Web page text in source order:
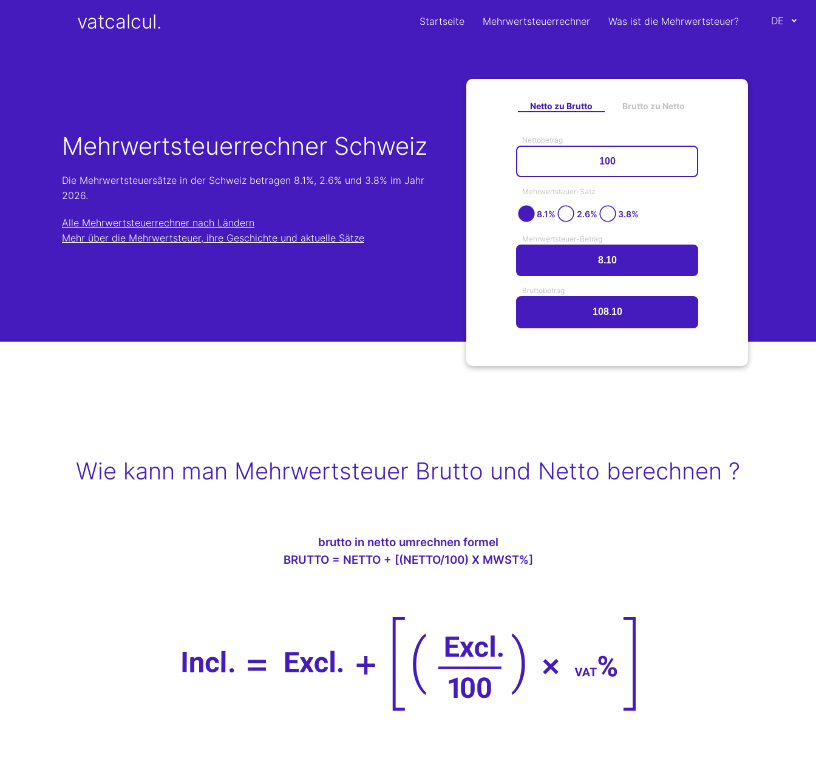
vatcalcul. Startseite Mehrwertsteuerrechner Was ist die Mehrwertsteuer?
Mehrwertsteuerrechner Schweiz
Die Mehrwertsteuersätze in der Schweiz betragen 8.1%, 2.6% und 3.8% im Jahr
2026.
Alle Mehrwertsteuerrechner nach Ländern
Mehr über die Mehrwertsteuer, ihre Geschichte und aktuelle Sätze
Netto zu Brutto Brutto zu Netto
Nettobetrag
Mehrwertsteuer-Satz
8.1% 2.6% 3.8%
Mehrwertsteuer-Betrag
Bruttobetrag
Wie kann man Mehrwertsteuer Brutto und Netto berechnen ?
brutto in netto umrechnen formel
BRUTTO = NETTO + [(NETTO/100) X MWST%]
DE